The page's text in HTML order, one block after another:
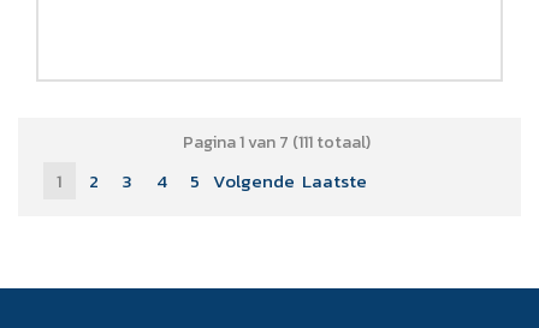
Pagina 1 van 7 (111 totaal)
1 2 3 4 5 Volgende Laatste